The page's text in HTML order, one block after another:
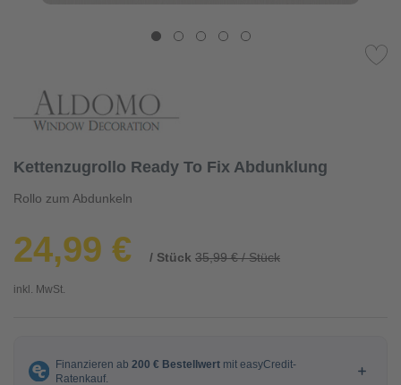
Kettenzugrollo Ready To Fix Abdunklung
Rollo zum Abdunkeln
24,99 € / Stück 35,99 € / Stück
inkl. MwSt.